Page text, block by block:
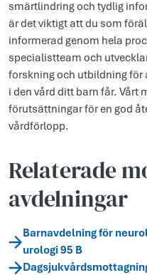
smärtlindring och tydlig
är det viktigt att du som
informerad genom hela
specialistteam och
forskning och utbildning för
i den vård ditt barn får. Vårt
förutsättningar för en god
vårdförlopp.
Relaterade
avdelningar
Barnavdelning för
urologi 95 B